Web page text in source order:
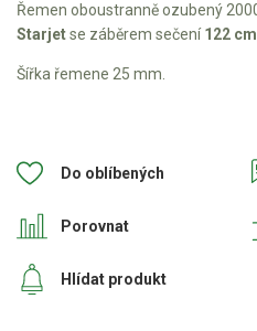
Aku AL-KO
Štípačka na dřevo
VARI malotraktory
VARI multifunkční nosiče
Sněhové frézy
Řemen oboustranně ozubený
Starjetse záběrem sečení122 cm
Šířka řemene 25 mm.
Do oblíbených
Porovnat
Hlídat produkt